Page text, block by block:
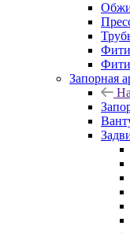
Запорная